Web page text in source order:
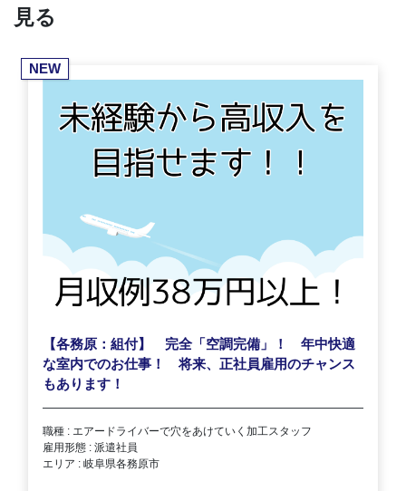
見る
NEW
【各務原：組付】 完全「空調完備」！ 年中快適
な室内でのお仕事！ 将来、正社員雇用のチャンス
もあります！
職種 : エアードライバーで穴をあけていく加工スタッフ
雇用形態 : 派遣社員
エリア : 岐阜県各務原市